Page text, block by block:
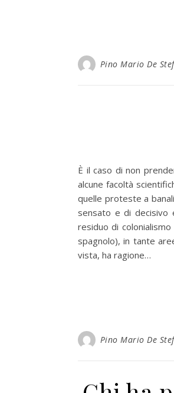
Pino Mario De
È il caso di non
alcune facoltà
quelle proteste a
sensato e di decisivo
residuo di
spagnolo), in tante
vista, ha ragione…
Pino Mario De